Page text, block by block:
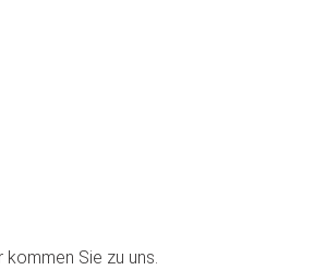
Sie zu uns.